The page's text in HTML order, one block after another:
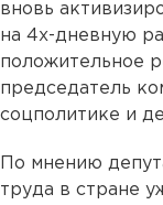
вновь
на 4х-дневную
положительное
председатель
соцполитике и
По мнению
труда в стране